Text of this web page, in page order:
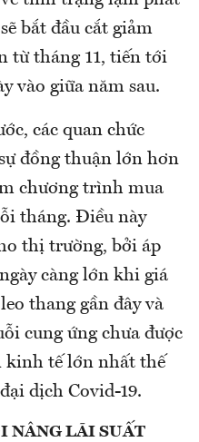
bắt đầu cắt giảm
từ tháng 11, tiến tới
vào giữa năm sau.
các quan chức
đồng thuận lớn hơn
chương trình mua
tháng. Điều này
thị trường, bởi áp
càng lớn khi giá
thang gần đây và
cung ứng chưa được
kinh tế lớn nhất thế
dịch Covid-19.
NÂNG LÃI SUẤT